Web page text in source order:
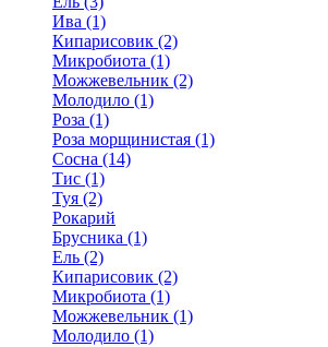
Ива (1)
Кипарисовик (2)
Микробиота (1)
Можжевельник (2)
Молодило (1)
Роза (1)
Роза морщинистая (1)
Сосна (14)
Тис (1)
Туя (2)
Рокарий
Брусника (1)
Ель (2)
Кипарисовик (2)
Микробиота (1)
Можжевельник (1)
Молодило (1)